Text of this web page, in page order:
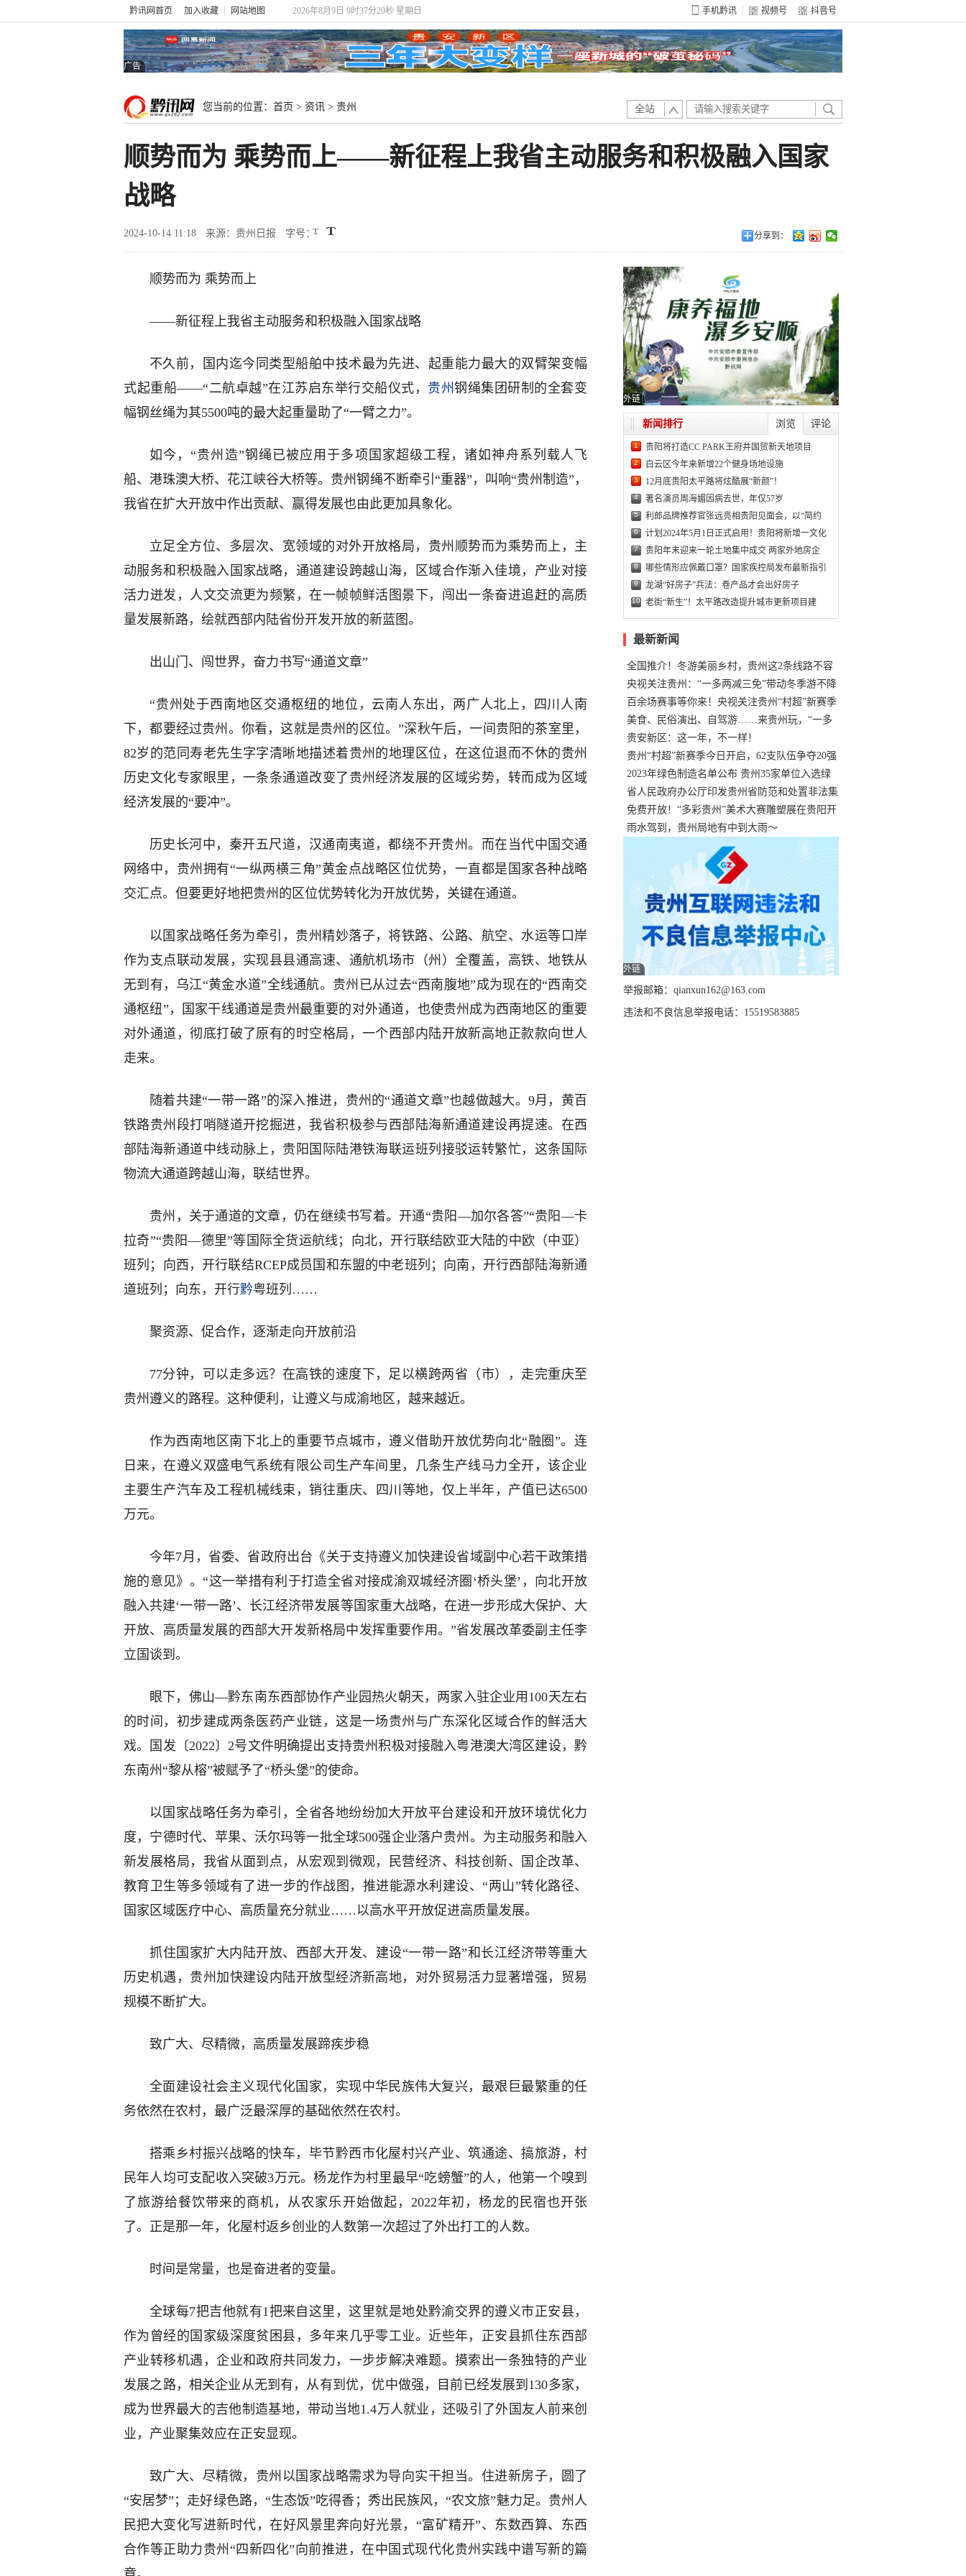
黔讯网首页 加入收藏 网站地图 2026年8月9日 9时37分30秒 星期日 手机黔讯 视频号 抖音号
广告
您当前的位置： 首页 > 资讯 > 贵州 全站
顺势而为 乘势而上——新征程上我省主动服务和积极融入国家
战略
2024-10-14 11:18 来源：贵州日报 字号： 分享到：
顺势而为 乘势而上
——新征程上我省主动服务和积极融入国家战略
不久前，国内迄今同类型船舶中技术最为先进、起重能力最大的双臂架变幅
式起重船——“二航卓越”在江苏启东举行交船仪式， 贵州钢绳集团研制的全套变
幅钢丝绳为其5500吨的最大起重量助了“一臂之力”。
如今，“贵州造”钢绳已被应用于多项国家超级工程，诸如神舟系列载人飞
船、港珠澳大桥、花江峡谷大桥等。贵州钢绳不断牵引“重器”，叫响“贵州制造”，
我省在扩大开放中作出贡献、赢得发展也由此更加具象化。
立足全方位、多层次、宽领域的对外开放格局，贵州顺势而为乘势而上，主
动服务和积极融入国家战略，通道建设跨越山海，区域合作渐入佳境，产业对接
活力迸发，人文交流更为频繁，在一帧帧鲜活图景下，闯出一条奋进追赶的高质
量发展新路，绘就西部内陆省份开发开放的新蓝图。
出山门、闯世界，奋力书写“通道文章”
“贵州处于西南地区交通枢纽的地位，云南人东出，两广人北上，四川人南
下，都要经过贵州。你看，这就是贵州的区位。”深秋午后，一间贵阳的茶室里，
82岁的范同寿老先生字字清晰地描述着贵州的地理区位，在这位退而不休的贵州
历史文化专家眼里，一条条通道改变了贵州经济发展的区域劣势，转而成为区域
经济发展的“要冲”。
历史长河中，秦开五尺道，汉通南夷道，都绕不开贵州。而在当代中国交通
网络中，贵州拥有“一纵两横三角”黄金点战略区位优势，一直都是国家各种战略
交汇点。但要更好地把贵州的区位优势转化为开放优势，关键在通道。
以国家战略任务为牵引，贵州精妙落子，将铁路、公路、航空、水运等口岸
作为支点联动发展，实现县县通高速、通航机场市（州）全覆盖，高铁、地铁从
无到有，乌江“黄金水道”全线通航。贵州已从过去“西南腹地”成为现在的“西南交
通枢纽”，国家干线通道是贵州最重要的对外通道，也使贵州成为西南地区的重要
对外通道，彻底打破了原有的时空格局，一个西部内陆开放新高地正款款向世人
走来。
随着共建“一带一路”的深入推进，贵州的“通道文章”也越做越大。9月，黄百
铁路贵州段打哨隧道开挖掘进，我省积极参与西部陆海新通道建设再提速。在西
部陆海新通道中线动脉上，贵阳国际陆港铁海联运班列接驳运转繁忙，这条国际
物流大通道跨越山海，联结世界。
贵州，关于通道的文章，仍在继续书写着。开通“贵阳—加尔各答”“贵阳—卡
拉奇”“贵阳—德里”等国际全货运航线；向北，开行联结欧亚大陆的中欧（中亚）
班列；向西，开行联结RCEP成员国和东盟的中老班列；向南，开行西部陆海新通
道班列；向东，开行黔粤班列……
聚资源、促合作，逐渐走向开放前沿
77分钟，可以走多远？在高铁的速度下，足以横跨两省（市），走完重庆至
贵州遵义的路程。这种便利，让遵义与成渝地区，越来越近。
作为西南地区南下北上的重要节点城市，遵义借助开放优势向北“融圈”。连
日来，在遵义双盛电气系统有限公司生产车间里，几条生产线马力全开，该企业
主要生产汽车及工程机械线束，销往重庆、四川等地，仅上半年，产值已达6500
万元。
今年7月，省委、省政府出台《关于支持遵义加快建设省域副中心若干政策措
施的意见》。“这一举措有利于打造全省对接成渝双城经济圈‘桥头堡’，向北开放
融入共建‘一带一路’、长江经济带发展等国家重大战略，在进一步形成大保护、大
开放、高质量发展的西部大开发新格局中发挥重要作用。”省发展改革委副主任李
立国谈到。
眼下，佛山—黔东南东西部协作产业园热火朝天，两家入驻企业用100天左右
的时间，初步建成两条医药产业链，这是一场贵州与广东深化区域合作的鲜活大
戏。国发〔2022〕2号文件明确提出支持贵州积极对接融入粤港澳大湾区建设，黔
东南州“黎从榕”被赋予了“桥头堡”的使命。
以国家战略任务为牵引，全省各地纷纷加大开放平台建设和开放环境优化力
度，宁德时代、苹果、沃尔玛等一批全球500强企业落户贵州。为主动服务和融入
新发展格局，我省从面到点，从宏观到微观，民营经济、科技创新、国企改革、
教育卫生等多领域有了进一步的作战图，推进能源水利建设、“两山”转化路径、
国家区域医疗中心、高质量充分就业……以高水平开放促进高质量发展。
抓住国家扩大内陆开放、西部大开发、建设“一带一路”和长江经济带等重大
历史机遇，贵州加快建设内陆开放型经济新高地，对外贸易活力显著增强，贸易
规模不断扩大。
致广大、尽精微，高质量发展蹄疾步稳
全面建设社会主义现代化国家，实现中华民族伟大复兴，最艰巨最繁重的任
务依然在农村，最广泛最深厚的基础依然在农村。
搭乘乡村振兴战略的快车，毕节黔西市化屋村兴产业、筑通途、搞旅游，村
民年人均可支配收入突破3万元。杨龙作为村里最早“吃螃蟹”的人，他第一个嗅到
了旅游给餐饮带来的商机，从农家乐开始做起，2022年初，杨龙的民宿也开张
了。正是那一年，化屋村返乡创业的人数第一次超过了外出打工的人数。
时间是常量，也是奋进者的变量。
全球每7把吉他就有1把来自这里，这里就是地处黔渝交界的遵义市正安县，
作为曾经的国家级深度贫困县，多年来几乎零工业。近些年，正安县抓住东西部
产业转移机遇，企业和政府共同发力，一步步解决难题。摸索出一条独特的产业
发展之路，相关企业从无到有，从有到优，优中做强，目前已经发展到130多家，
成为世界最大的吉他制造基地，带动当地1.4万人就业，还吸引了外国友人前来创
业，产业聚集效应在正安显现。
致广大、尽精微，贵州以国家战略需求为导向实干担当。住进新房子，圆了
“安居梦”；走好绿色路，“生态饭”吃得香；秀出民族风，“农文旅”魅力足。贵州人
民把大变化写进新时代，在好风景里奔向好光景，“富矿精开”、东数西算、东西
合作等正助力贵州“四新四化”向前推进，在中国式现代化贵州实践中谱写新的篇
外链
浏览 评论
新闻排行
1 贵阳将打造CC PARK王府井国贸新天地项目
2 白云区今年来新增22个健身场地设施
3 12月底贵阳太平路将炫酷展“新颜”！
4 著名演员周海媚因病去世，年仅57岁
5 利郎品牌推荐官张远亮相贵阳见面会，以“简约
6 计划2024年5月1日正式启用！贵阳将新增一文化
7 贵阳年末迎来一轮土地集中成交 两家外地房企
8 哪些情形应佩戴口罩？国家疾控局发布最新指引
9 龙湖“好房子”兵法：卷产品才会出好房子
10 老街“新生”！太平路改造提升城市更新项目建
最新新闻
全国推介！冬游美丽乡村，贵州这2条线路不容
错过
央视关注贵州：“一多两减三免”带动冬季游不降
温
百余场赛事等你来！央视关注贵州“村超”新赛季
正式“打响”
美食、民俗演出、自驾游……来贵州玩，“一多
两减三免”！
贵安新区：这一年，不一样！
贵州“村超”新赛季今日开启，62支队伍争夺20强
名额
2023年绿色制造名单公布 贵州35家单位入选绿
色工厂
省人民政府办公厅印发贵州省防范和处置非法集
资工作实施细则
免费开放！“多彩贵州”美术大赛雕塑展在贵阳开
展，持续至1月19日
雨水驾到，贵州局地有中到大雨～
外链
举报邮箱：qianxun162@163.com
违法和不良信息举报电话：15519583885